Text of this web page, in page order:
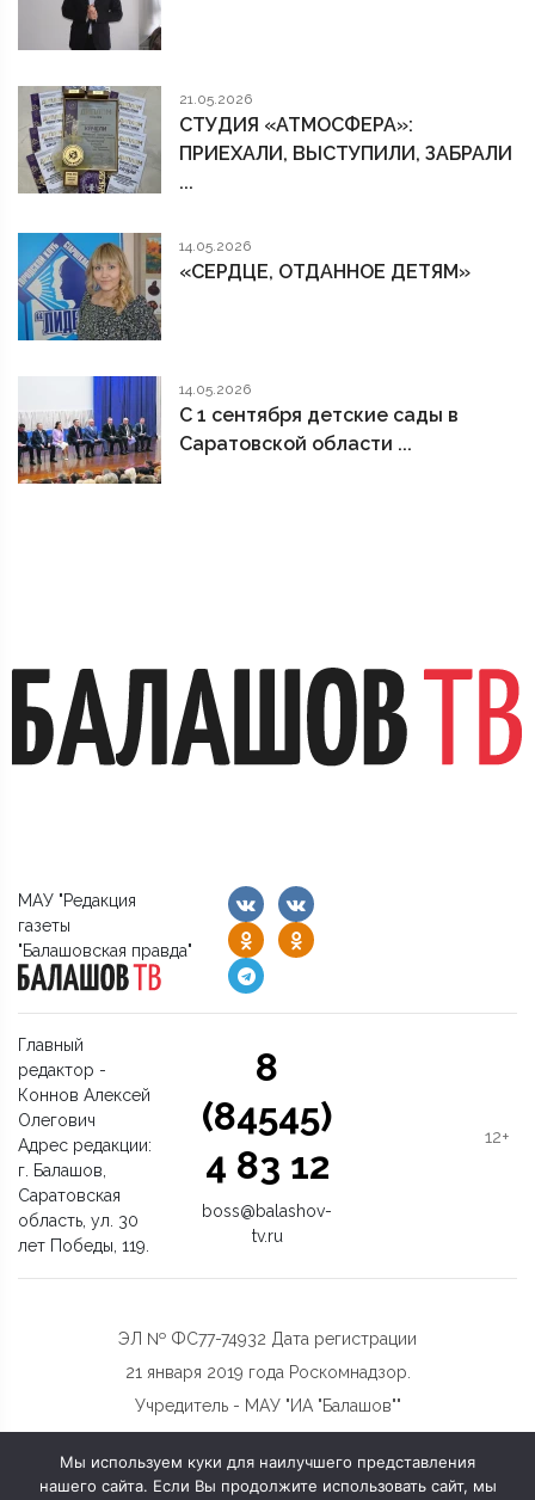
21.05.2026
СТУДИЯ «АТМОСФЕРА»:
ПРИЕХАЛИ, ВЫСТУПИЛИ, ЗАБРАЛИ
...
14.05.2026
«СЕРДЦЕ, ОТДАННОЕ ДЕТЯМ»
14.05.2026
С 1 сентября детские сады в
Саратовской области ...
МАУ "Редакция
газеты
"Балашовская правда"
Главный
редактор -
Коннов Алексей
Олегович
Адрес редакции:
г. Балашов,
Саратовская
область, ул. 30
лет Победы, 119.
8
(84545)
4 83 12
boss@balashov-
tv.ru
12+
ЭЛ № ФС77-74932 Дата регистрации
21 января 2019 года Роскомнадзор.
Учредитель - МАУ "ИА "Балашов""
Мы используем куки для наилучшего представления
нашего сайта. Если Вы продолжите использовать сайт, мы